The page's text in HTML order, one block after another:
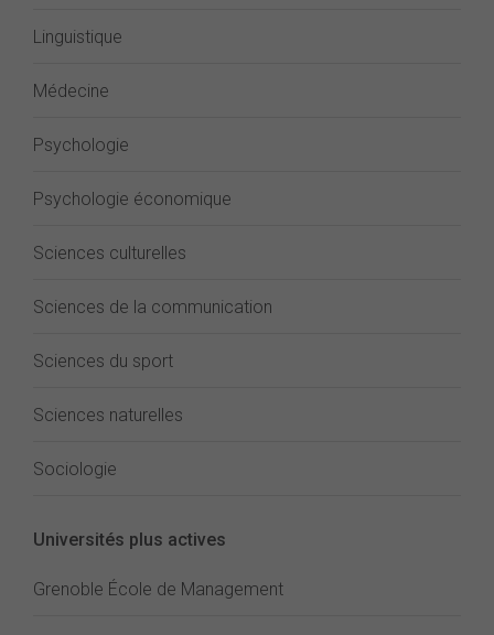
Linguistique
Médecine
Psychologie
Psychologie économique
Sciences culturelles
Sciences de la communication
Sciences du sport
Sciences naturelles
Sociologie
Universités plus actives
Grenoble École de Management